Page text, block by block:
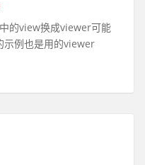
的view换成viewer可能
示例也是用的viewer